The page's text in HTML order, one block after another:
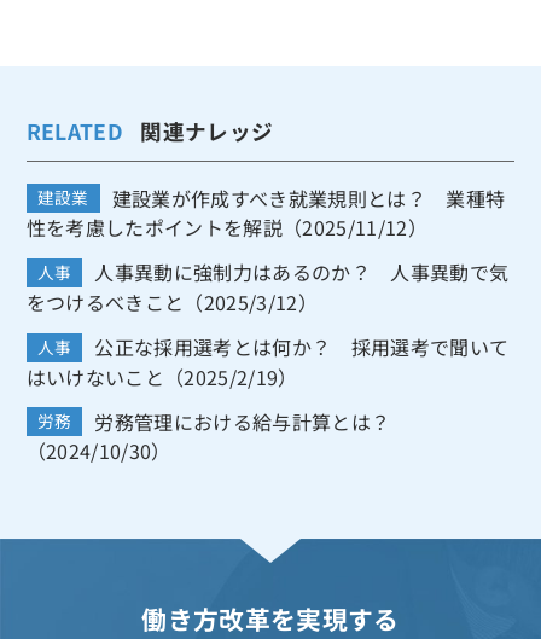
RELATED 関連ナレッジ
建設業
建設業が作成すべき就業規則とは？ 業種特
性を考慮したポイントを解説（2025/11/12）
人事
人事異動に強制力はあるのか？ 人事異動で気
をつけるべきこと（2025/3/12）
人事
公正な採用選考とは何か？ 採用選考で聞いて
はいけないこと（2025/2/19）
労務
労務管理における給与計算とは？
（2024/10/30）
働き方改革を実現する